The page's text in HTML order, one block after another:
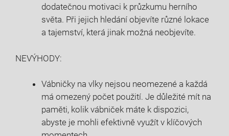
dodatečnou motivaci k průzkumu herního
světa. Při jejich hledání objevíte různé lokace
a tajemství, která jinak možná neobjevíte.
NEVÝHODY:
Vábničky na vlky nejsou neomezené a každá
má omezený počet použití. Je důležité mít na
paměti, kolik vábniček máte k dispozici,
abyste je mohli efektivně využít v klíčových